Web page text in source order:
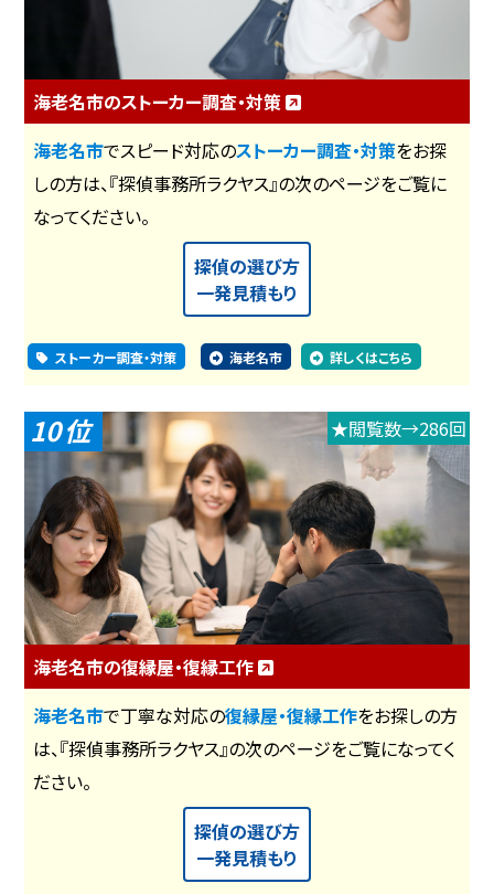
海老名市のストーカー調査・対策
海老名市でスピード対応のストーカー調査・対策をお探
しの方は、『探偵事務所ラクヤス』の次のページをご覧に
なってください。
探偵の選び方
一発見積もり
ストーカー調査・対策 海老名市 詳しくはこちら
10 ★閲覧数→286回
海老名市の復縁屋・復縁工作
海老名市で丁寧な対応の復縁屋・復縁工作をお探しの方
は、『探偵事務所ラクヤス』の次のページをご覧になってく
ださい。
探偵の選び方
一発見積もり